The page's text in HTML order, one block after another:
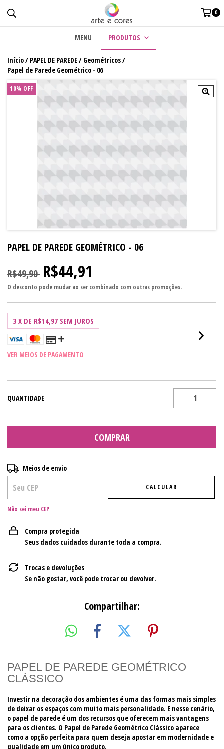
0
MENU PRODUTOS
Início/ PAPEL DE PAREDE/ Geométricos/
Papel de Parede Geométrico - 06
10% OFF
PAPEL DE PAREDE GEOMÉTRICO - 06
R$49,90 R$44,91
O desconto pode mudar ao ser combinado com outras promoções.
3 X DE R$14,97 SEM JUROS
VER MEIOS DE PAGAMENTO
QUANTIDADE
Entregas para o CEP:
Meios de envio
CALCULAR
Não sei meu CEP
Compra protegida
Seus dados cuidados durante toda a compra.
Trocas e devoluções
Se não gostar, você pode trocar ou devolver.
Compartilhar:
PAPEL DE PAREDE GEOMÉTRICO
CLÁSSICO
Investir na decoração dos ambientes é uma das formas mais simples
de deixar os espaços com muito mais personalidade. E nesse cenário,
o papel de parede é um dos recursos que oferecem mais vantagens
para os clientes. O Papel de Parede Geométrico Clássico aparece
como a opção perfeita para quem deseja apostar em modernidade e
qualidade em um único produto.